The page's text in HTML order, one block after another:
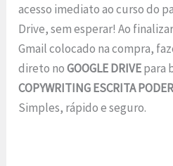
acesso imediato ao curso do
Drive, sem esperar! Ao
Gmail colocado na compra,
direto noGOOGLE DRIVEpara
COPYWRITING ESCRITA
Simples, rápido e seguro.